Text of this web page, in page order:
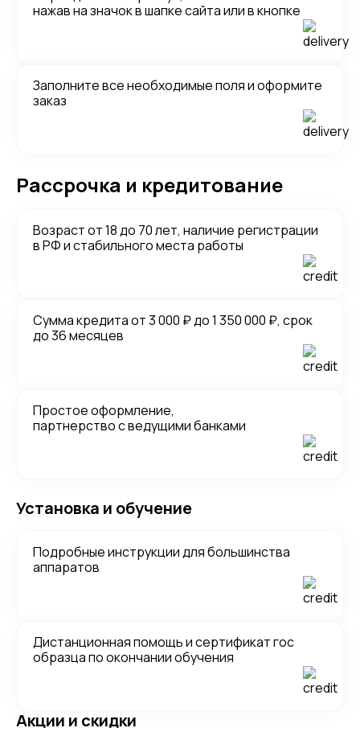
нажав на значок в шапке сайта или в кнопке
Заполните все необходимые поля и оформите
заказ
Рассрочка и кредитование
Возраст от 18 до 70 лет, наличие регистрации
в РФ и стабильного места работы
Сумма кредита от 3 000 ₽ до 1 350 000 ₽, срок
до 36 месяцев
Простое оформление,
партнерство с ведущими банками
Установка и обучение
Подробные инструкции для большинства
аппаратов
Дистанционная помощь и сертификат гос
образца по окончании обучения
Акции и скидки